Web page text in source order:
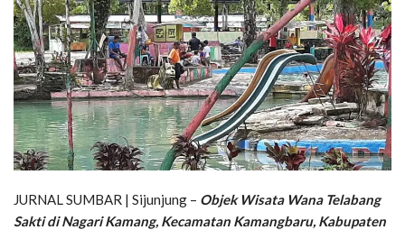
JURNAL SUMBAR | Sijunjung – Objek Wisata Wana Telabang
Sakti di Nagari Kamang, Kecamatan Kamangbaru, Kabupaten